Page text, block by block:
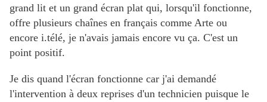
grand lit et un grand écran plat qui, lorsqu'il fonctionne,
offre plusieurs chaînes en français comme Arte ou
encore i.télé, je n'avais jamais encore vu ça. C'est un
point positif.
Je dis quand l'écran fonctionne car j'ai demandé
l'intervention à deux reprises d'un technicien puisque le